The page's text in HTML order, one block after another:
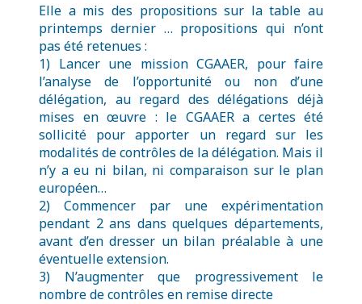
Elle a mis des propositions sur la table au
printemps dernier … propositions qui n’ont
pas été retenues :
1) Lancer une mission CGAAER, pour faire
l’analyse de l’opportunité ou non d’une
délégation, au regard des délégations déjà
mises en œuvre : le CGAAER a certes été
sollicité pour apporter un regard sur les
modalités de contrôles de la délégation. Mais il
n’y a eu ni bilan, ni comparaison sur le plan
européen…
2) Commencer par une expérimentation
pendant 2 ans dans quelques départements,
avant d’en dresser un bilan préalable à une
éventuelle extension.
3) N’augmenter que progressivement le
nombre de contrôles en remise directe